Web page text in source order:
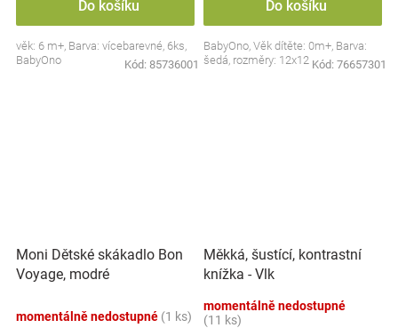
Do košíku
věk: 6 m+, Barva: vícebarevné, 6ks,
BabyOno
Kód: 85736001
Do košíku
BabyOno, Věk dítěte: 0m+, Barva:
šedá, rozměry: 12x12 cm.
Kód: 76657301
Moni Dětské skákadlo Bon
Voyage, modré
momentálně nedostupné (1 ks)
Měkká, šustící, kontrastní
knížka - Vlk
momentálně nedostupné
(11 ks)